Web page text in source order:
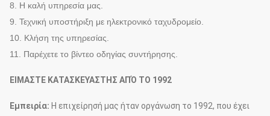
8. Η καλή υπηρεσία μας.
9. Τεχνική υποστήριξη με ηλεκτρονικό ταχυδρομείο.
10. Κλήση της υπηρεσίας.
11. Παρέχετε το βίντεο οδηγίας συντήρησης.
ΕΙΜΑΣΤΕ ΚΑΤΑΣΚΕΥΑΣΤΗΣ ΑΠΌ ΤΟ 1992
Εμπειρία: Η επιχείρησή μας ήταν οργάνωση το 1992, που έχει